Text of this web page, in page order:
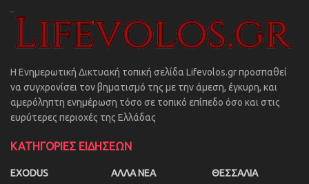
Η Ενημερωτική Δικτυακή τοπική σελίδα Lifevolos.gr προσπαθεί
να συγχρονίσει τον βηματισμό της με την άμεση, έγκυρη, και
αμερόληπτη ενημέρωση τόσο σε τοπικό επίπεδο όσο και στις
ευρύτερες περιοχές της Ελλάδας
ΚΑΤΗΓΟΡΙΕΣ ΕΙΔΗΣΕΩΝ
EXODUS
ΑΛΛΑ ΝΕΑ
ΘΕΣΣΑΛΙΑ